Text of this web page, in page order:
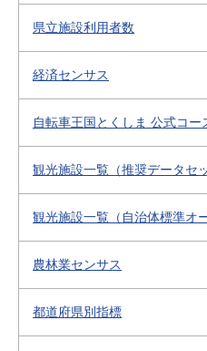
県立施設利用者数
経済センサス
自転車王国とくしま 公式コー
観光施設一覧（推奨データセッ
観光施設一覧（自治体標準オ
農林業センサス
都道府県別指標